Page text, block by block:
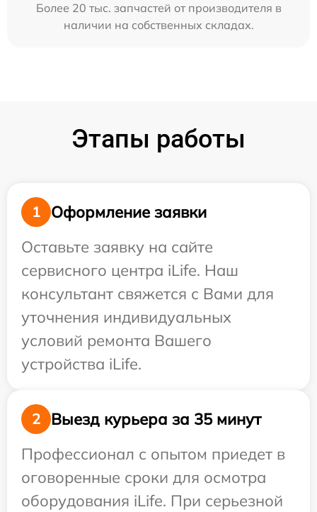
Более 20 тыс. запчастей от производителя в
наличии на собственных складах.
Этапы работы
1
Оформление заявки
Оставьте заявку на сайте
сервисного центра iLife. Наш
консультант свяжется с Вами для
уточнения индивидуальных
условий ремонта Вашего
устройства iLife.
2
Выезд курьера за 35 минут
Профессионал с опытом приедет в
оговоренные сроки для осмотра
оборудования iLife. При серьезной